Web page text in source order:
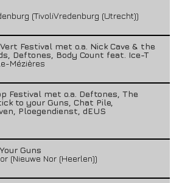
(TivoliVredenburg (Utrecht))
Festival met o.a. Nick Cave & the
Deftones, Body Count feat. Ice-T
Mézières
Festival met o.a. Deftones, The
to your Guns, Chat Pile,
Ploegendienst, dEUS
Guns
(Nieuwe Nor (Heerlen))